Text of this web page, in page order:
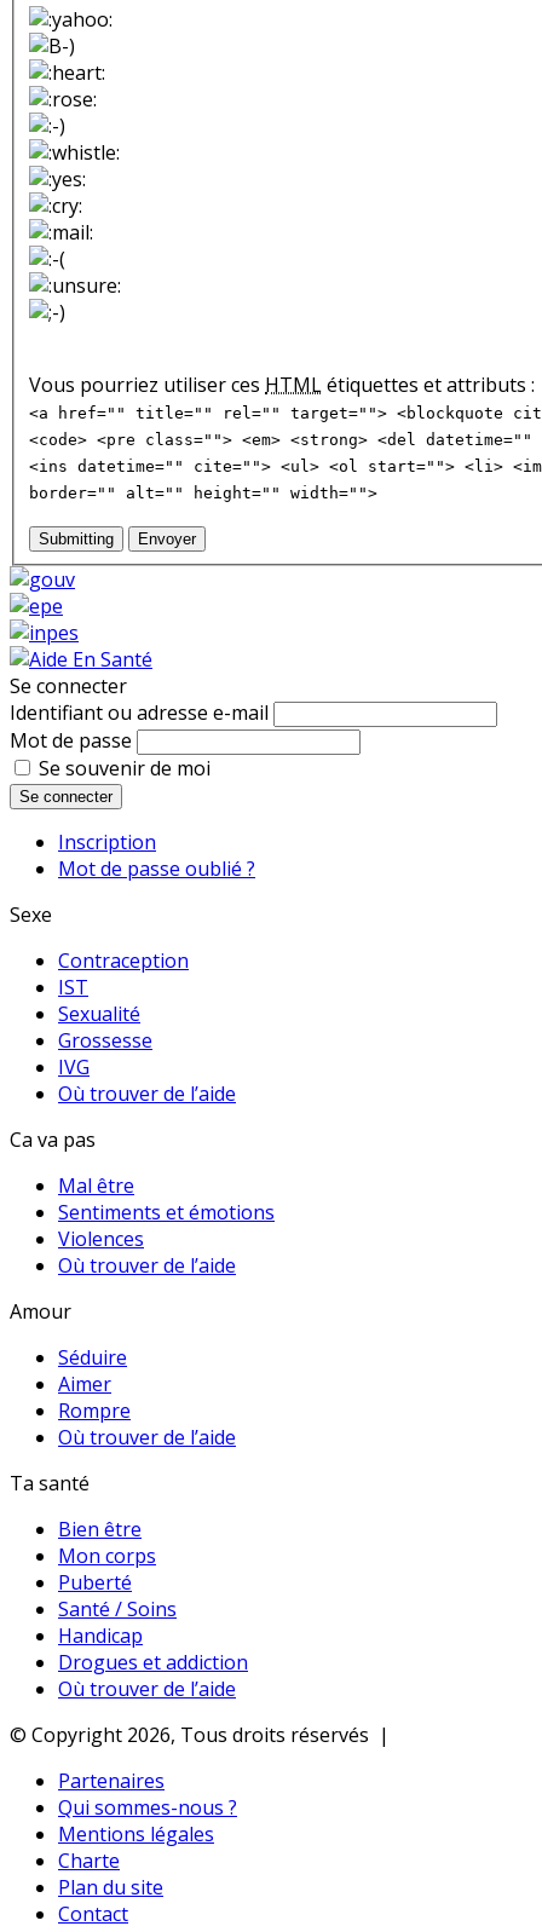
Vous pourriez utiliser ces HTMLétiquettes et attributs :
<a href="" title="" rel="" target=""> <blockquote
<code> <pre class=""> <em> <strong> <del
<ins datetime="" cite=""> <ul> <ol start=""> <li>
border="" alt="" height="" width="">
Submitting Envoyer
Se connecter
Identifiant ou adresse e-mail
Mot de passe
Se souvenir de moi
Se connecter
Inscription
Mot de passe oublié ?
Sexe
Contraception
IST
Sexualité
Grossesse
IVG
Où trouver de l’aide
Ca va pas
Mal être
Sentiments et émotions
Violences
Où trouver de l’aide
Amour
Séduire
Aimer
Rompre
Où trouver de l’aide
Ta santé
Bien être
Mon corps
Puberté
Santé / Soins
Handicap
Drogues et addiction
Où trouver de l’aide
© Copyright 2026, Tous droits réservés |
Partenaires
Qui sommes-nous ?
Mentions légales
Charte
Plan du site
Contact